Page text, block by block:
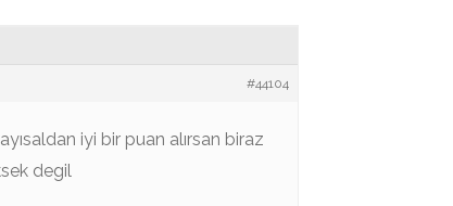
#44104
iyi bir puan alırsan biraz
degil